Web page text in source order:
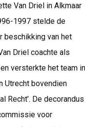
Van Driel in Alkmaar
1997 stelde de
beschikking van het
Driel coachte als
versterkte het team in
Utrecht bovendien
Recht’. De decorandus
voor